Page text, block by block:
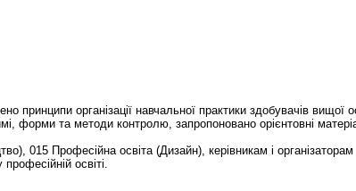
організації навчальної практики здобувачів вищої
форми та методи контролю, запропоновано орієнтовні
015 Професійна освіта (Дизайн), керівникам і організаторам
освіті.